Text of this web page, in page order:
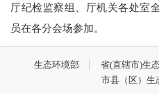
厅纪检监察组、厅机关各处室
员在各分会场参加。
生态环境部 省(直辖市)生
市县（区）生